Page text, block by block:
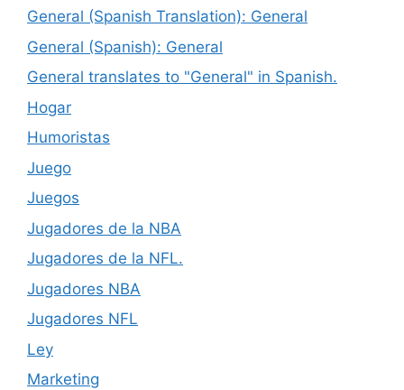
General (Spanish Translation): General
General (Spanish): General
General translates to "General" in Spanish.
Hogar
Humoristas
Juego
Juegos
Jugadores de la NBA
Jugadores de la NFL.
Jugadores NBA
Jugadores NFL
Ley
Marketing